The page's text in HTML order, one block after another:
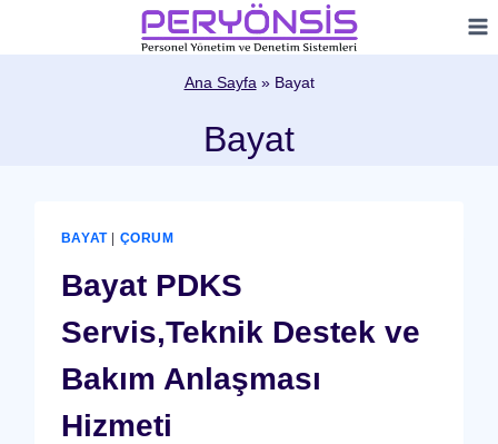
Ana Sayfa» Bayat
Bayat
BAYAT| ÇORUM
Bayat PDKS
Servis,Teknik Destek ve
Bakım Anlaşması
Hizmeti